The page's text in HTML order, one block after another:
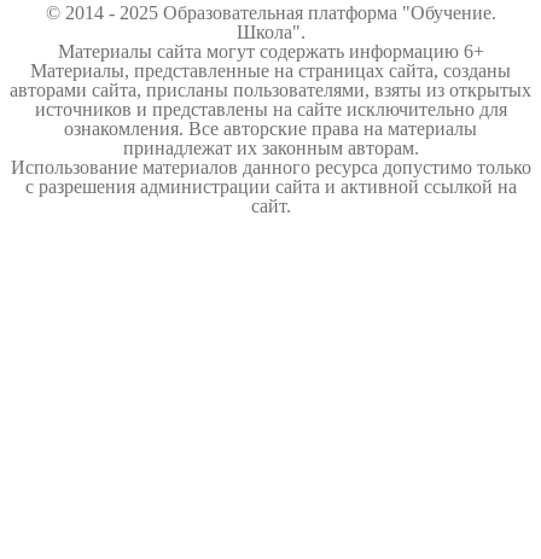
© 2014 - 2025 Образовательная платформа "Обучение.
Школа".
Материалы сайта могут содержать информацию 6+
Материалы, представленные на страницах сайта, созданы
авторами сайта, присланы пользователями, взяты из открытых
источников и представлены на сайте исключительно для
ознакомления. Все авторские права на материалы
принадлежат их законным авторам.
Использование материалов данного ресурса допустимо только
с разрешения администрации сайта и активной ссылкой на
сайт.